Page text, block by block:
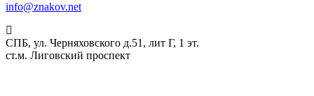
info@znakov.net
СПБ, ул. Черняховского д.51, лит Г, 1 эт.
cт.м. Лиговский проспект